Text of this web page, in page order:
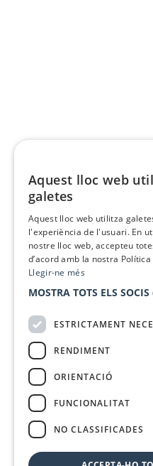
Aquest lloc web
galetes
Aquest lloc web utilitza
l'experiència de l'usuari. En
nostre lloc web, accepteu
d’acord amb la nostra
Llegir-ne més
MOSTRA TOTS ELS SOCIS
ESTRICTAMENT
RENDIMENT
ORIENTACIÓ
FUNCIONALITAT
NO CLASSIFICADES